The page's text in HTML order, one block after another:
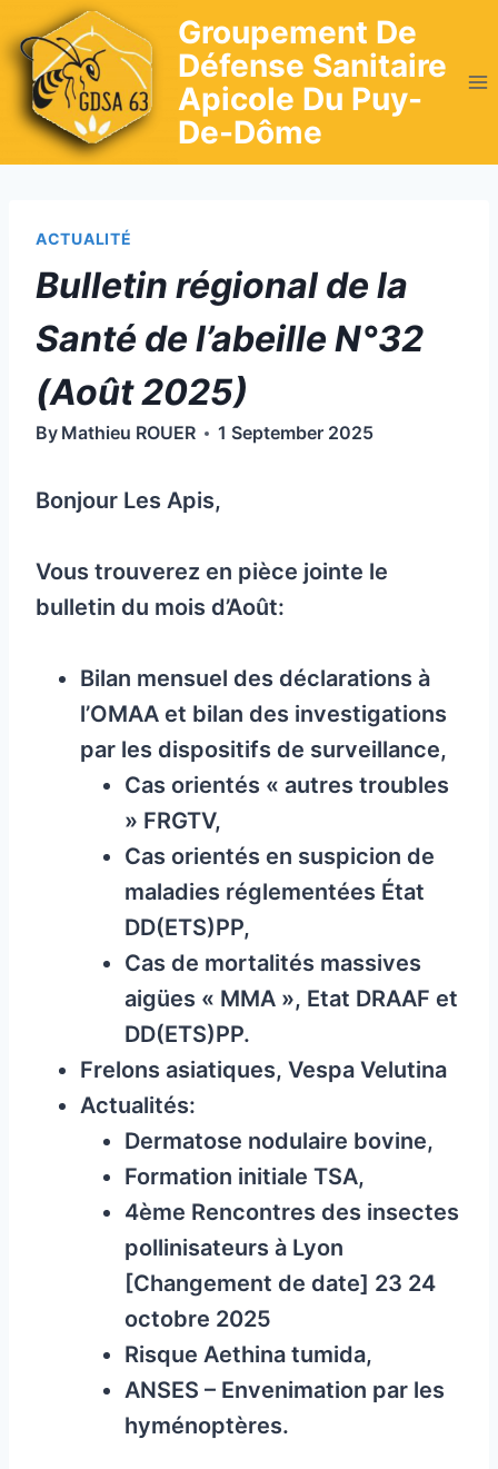
to
content
Groupement De
Défense Sanitaire
Apicole Du Puy-
De-Dôme
ACTUALITÉ
Bulletin régional de la
Santé de l’abeille N°32
(Août 2025)
By Mathieu ROUER 1 September 2025
Bonjour Les Apis,
Vous trouverez en pièce jointe le
bulletin du mois d’Août:
Bilan mensuel des déclarations à
l’OMAA et bilan des investigations
par les dispositifs de surveillance,
Cas orientés « autres troubles
» FRGTV,
Cas orientés en suspicion de
maladies réglementées État
DD(ETS)PP,
Cas de mortalités massives
aigües « MMA », Etat DRAAF et
DD(ETS)PP.
Frelons asiatiques, Vespa Velutina
Actualités:
Dermatose nodulaire bovine,
Formation initiale TSA,
4ème Rencontres des insectes
pollinisateurs à Lyon
[Changement de date] 23 24
octobre 2025
Risque Aethina tumida,
ANSES – Envenimation par les
hyménoptères.